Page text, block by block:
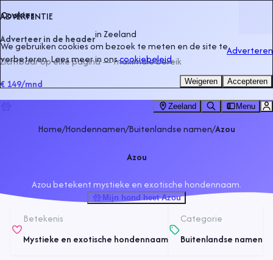
ADVERTENTIE
Adverteer in de headerinZeeland
Zichtbaar op elke pagina — maximale bereik
€ 149/mnd
Adverteren
Zeeland Menu
Home/Hondennamen/Buitenlandse namen/Azou
Azou
Azou betekent mystieke en exotische hondennaam.
Mijn hond heet Azou
Betekenis
Mystieke en exotische hondennaam
Categorie
Buitenlandse namen
Cookies
We gebruiken cookies om bezoek te meten en de site te
verbeteren. Lees meer in onscookiebeleid.
Weigeren Accepteren